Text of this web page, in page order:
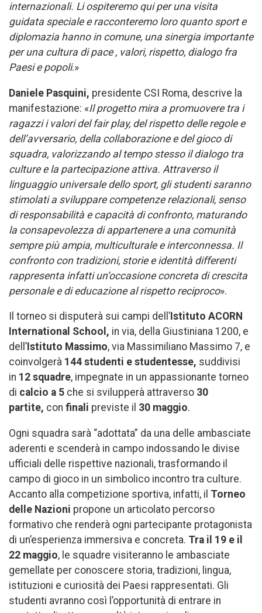
internazionali. Li ospiteremo qui per una visita
guidata speciale e racconteremo loro quanto sport e
diplomazia hanno in comune, una sinergia importante
per una cultura di pace , valori, rispetto, dialogo fra
Paesi e popoli.»
Daniele Pasquini, presidente CSI Roma, descrive la
manifestazione: «Il progetto mira a promuovere tra i
ragazzi i valori del fair play, del rispetto delle regole e
dell’avversario, della collaborazione e del gioco di
squadra, valorizzando al tempo stesso il dialogo tra
culture e la partecipazione attiva. Attraverso il
linguaggio universale dello sport, gli studenti saranno
stimolati a sviluppare competenze relazionali, senso
di responsabilità e capacità di confronto, maturando
la consapevolezza di appartenere a una comunità
sempre più ampia, multiculturale e interconnessa. Il
confronto con tradizioni, storie e identità differenti
rappresenta infatti un’occasione concreta di crescita
personale e di educazione al rispetto reciproco».
Il torneo si disputerà sui campi dell’ Istituto ACORN
International School, in via, della Giustiniana 1200, e
dell’ Istituto Massimo, via Massimiliano Massimo 7, e
coinvolgerà 144 studenti e studentesse, suddivisi
in 12 squadre, impegnate in un appassionante torneo
di calcio a 5 che si svilupperà attraverso 30
partite, con finali previste il 30 maggio.
Ogni squadra sarà “adottata” da una delle ambasciate
aderenti e scenderà in campo indossando le divise
ufficiali delle rispettive nazionali, trasformando il
campo di gioco in un simbolico incontro tra culture.
Accanto alla competizione sportiva, infatti, il Torneo
delle Nazioni propone un articolato percorso
formativo che renderà ogni partecipante protagonista
di un’esperienza immersiva e concreta. Tra il 19 e il
22 maggio, le squadre visiteranno le ambasciate
gemellate per conoscere storia, tradizioni, lingua,
istituzioni e curiosità dei Paesi rappresentati. Gli
studenti avranno così l’opportunità di entrare in